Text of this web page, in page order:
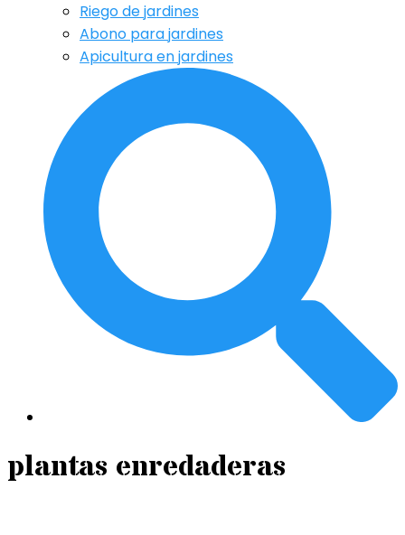
Riego de jardines
Abono para jardines
Apicultura en jardines
plantas enredaderas